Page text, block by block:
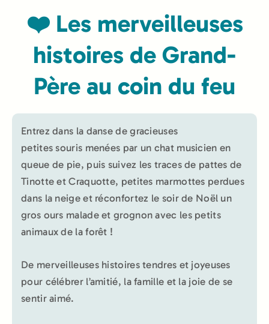
❤️ Les merveilleuses
histoires de Grand-
Père au coin du feu
Entrez dans la danse de gracieuses
petites souris menées par un chat musicien en
queue de pie, puis suivez les traces de pattes de
Tinotte et Craquotte, petites marmottes perdues
dans la neige et réconfortez le soir de Noël un
gros ours malade et grognon avec les petits
animaux de la forêt !
De merveilleuses histoires tendres et joyeuses
pour célébrer l’amitié, la famille et la joie de se
sentir aimé.